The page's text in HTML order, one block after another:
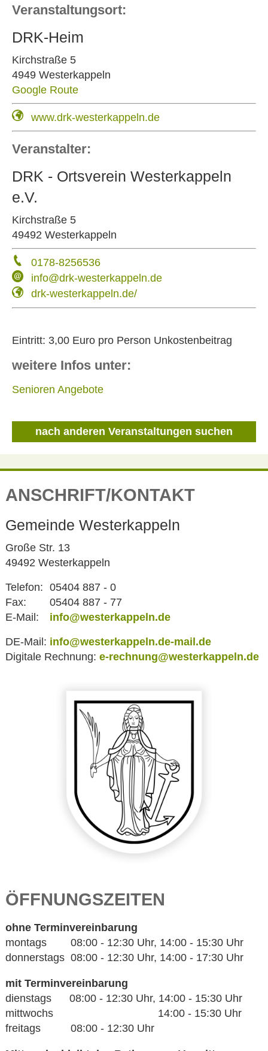
nach anderen Veranstaltungen suchen
Veranstaltungsort:
DRK-Heim
Kirchstraße 5
4949 Westerkappeln
Google Route
www.drk-westerkappeln.de
Veranstalter:
DRK - Ortsverein Westerkappeln
e.V.
Kirchstraße 5
49492 Westerkappeln
0178-8256536
info@drk-westerkappeln.de
drk-westerkappeln.de/
Eintritt: 3,00 Euro pro Person Unkostenbeitrag
weitere Infos unter:
Senioren Angebote
ANSCHRIFT/KONTAKT
Gemeinde Westerkappeln
Große Str. 13
49492 Westerkappeln
Telefon: 05404 887 - 0
Fax:
05404 887 - 77
E-Mail:
info@westerkappeln.de
DE-Mail: info@westerkappeln.de-mail.de
Digitale Rechnung: e-rechnung@westerkappeln.de
ÖFFNUNGSZEITEN
ohne Terminvereinbarung
montags 08:00 - 12:30 Uhr, 14:00 - 15:30 Uhr
donnerstags 08:00 - 12:30 Uhr, 14:00 - 17:30 Uhr
mit Terminvereinbarung
dienstags 08:00 - 12:30 Uhr, 14:00 - 15:30 Uhr
mittwochs 14:00 - 15:30 Uhr
freitags 08:00 - 12:30 Uhr